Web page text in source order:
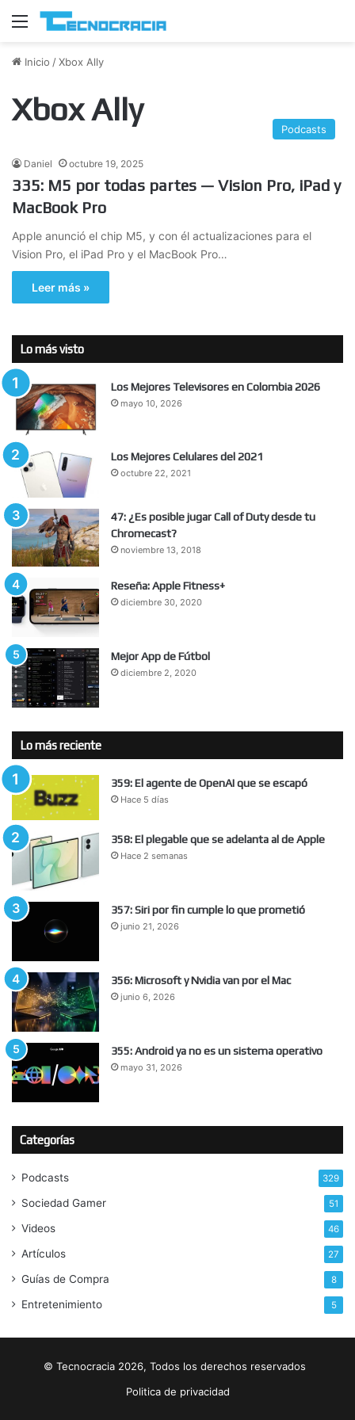
Menú
Inicio /Xbox Ally
Xbox Ally
Podcasts
Daniel octubre 19, 2025
335: M5 por todas partes — Vision Pro, iPad y
MacBook Pro
Apple anunció el chip M5, y con él actualizaciones para el
Vision Pro, el iPad Pro y el MacBook Pro…
Leer más »
Lo más visto
Los Mejores Televisores en Colombia 2026
mayo 10, 2026
Los Mejores Celulares del 2021
octubre 22, 2021
47: ¿Es posible jugar Call of Duty desde tu
Chromecast?
noviembre 13, 2018
Reseña: Apple Fitness+
diciembre 30, 2020
Mejor App de Fútbol
diciembre 2, 2020
Lo más reciente
359: El agente de OpenAI que se escapó
Hace 5 días
358: El plegable que se adelanta al de Apple
Hace 2 semanas
357: Siri por fin cumple lo que prometió
junio 21, 2026
356: Microsoft y Nvidia van por el Mac
junio 6, 2026
355: Android ya no es un sistema operativo
mayo 31, 2026
Categorías
Podcasts 329
Sociedad Gamer 51
Videos 46
Artículos 27
Guías de Compra 8
Entretenimiento 5
© Tecnocracia 2026, Todos los derechos reservados
Politica de privacidad